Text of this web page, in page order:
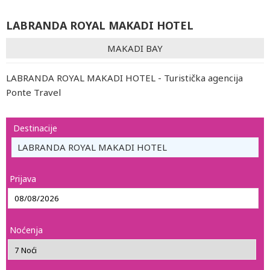
LABRANDA ROYAL MAKADI HOTEL
MAKADI BAY
LABRANDA ROYAL MAKADI HOTEL - Turistička agencija
Ponte Travel
Destinacije
LABRANDA ROYAL MAKADI HOTEL
Prijava
Noćenja